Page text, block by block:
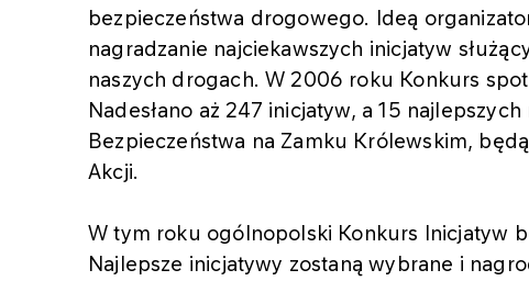
bezpieczeństwa drogowego. Ideą
nagradzanie najciekawszych inicjatyw
naszych drogach. W 2006 roku Konkurs
Nadesłano aż 247 inicjatyw, a 15
Bezpieczeństwa na Zamku Królewskim,
Akcji.
W tym roku ogólnopolski Konkurs Inicjatyw
Najlepsze inicjatywy zostaną wybrane i